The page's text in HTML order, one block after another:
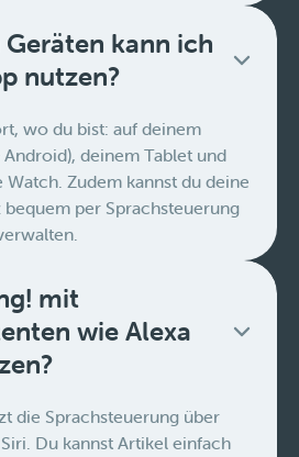
kann ich
nutzen?
wo du bist: auf deinem
deinem Tablet und
Watch. Zudem kannst du deine
bequem per Sprachsteuerung
mit
wie Alexa
die Sprachsteuerung über
Du kannst Artikel einfach